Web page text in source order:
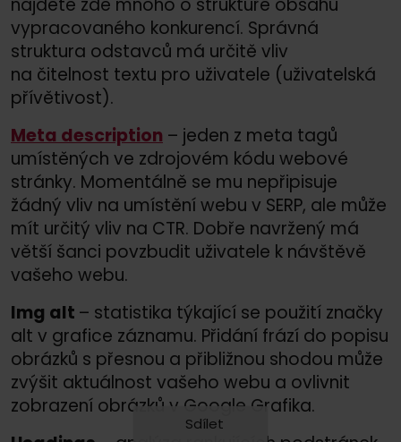
najdete zde mnoho o struktuře obsahu
vypracovaného konkurencí. Správná
struktura odstavců má určitě vliv
na čitelnost textu pro uživatele (uživatelská
přívětivost).
Meta description – jeden z meta tagů
umístěných ve zdrojovém kódu webové
stránky. Momentálně se mu nepřipisuje
žádný vliv na umístění webu v SERP, ale může
mít určitý vliv na CTR. Dobře navržený má
větší šanci povzbudit uživatele k návštěvě
vašeho webu.
Img alt – statistika týkající se použití značky
alt v grafice záznamu. Přidání frází do popisu
obrázků s přesnou a přibližnou shodou může
zvýšit aktuálnost vašeho webu a ovlivnit
zobrazení obrázků v Google Grafika.
Sdílet